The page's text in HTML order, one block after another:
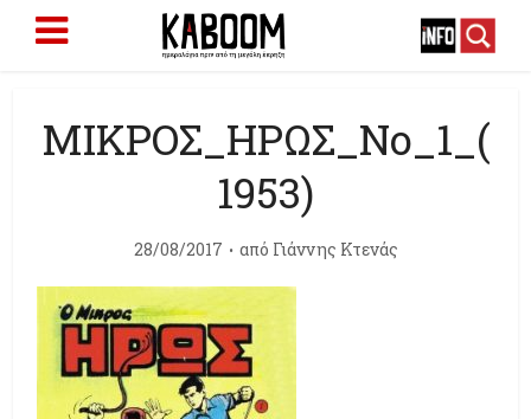
ΜΙΚΡΟΣ_ΗΡΩΣ_Νο_1_(
1953)
28/08/2017 από Γιάννης Κτενάς